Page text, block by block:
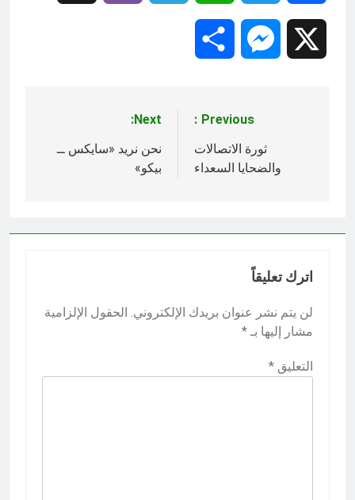
Messenger
المقالات
Previous:
ثورة الاتصالات
والضحايا السعداء
Next:
نحن نريد «سايكس ــ
بيكو»
اترك تعليقاً
لن يتم نشر عنوان بريدك الإلكتروني. الحقول الإلزامية
مشار إليها بـ *
التعليق *